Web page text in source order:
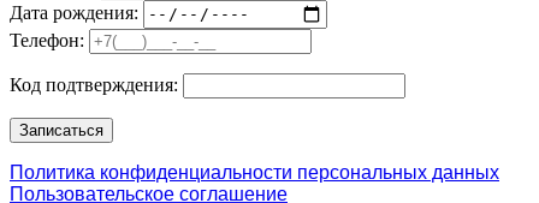
Дата рождения:
Телефон:
Код подтверждения:
Политика конфиденциальности персональных данных
Пользовательское соглашение